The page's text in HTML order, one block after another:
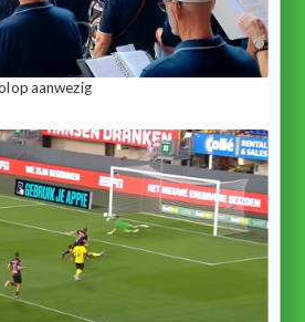
aanwezig